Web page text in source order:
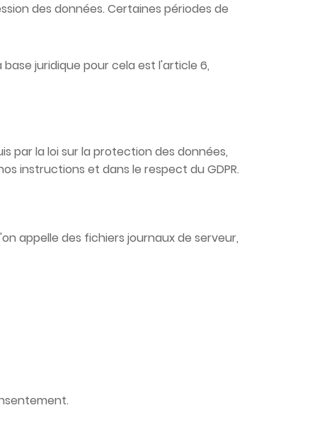
des données. Certaines périodes de
juridique pour cela est l'article 6,
par la loi sur la protection des données,
instructions et dans le respect du GDPR.
appelle des fichiers journaux de serveur,